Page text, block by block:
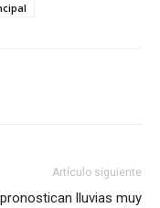
Artículo siguiente
lluvias muy